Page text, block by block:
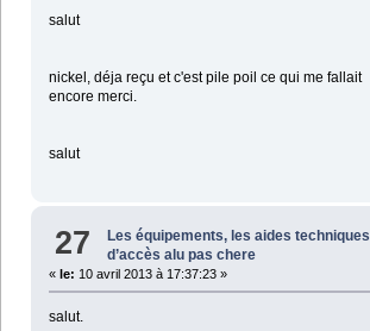
salut
nickel, déja reçu et c'est pile poil ce qui me fallait
encore merci.
salut
27 Les équipements, les aides techniques
d’accès alu pas chere
« le: 10 avril 2013 à 17:37:23 »
salut.